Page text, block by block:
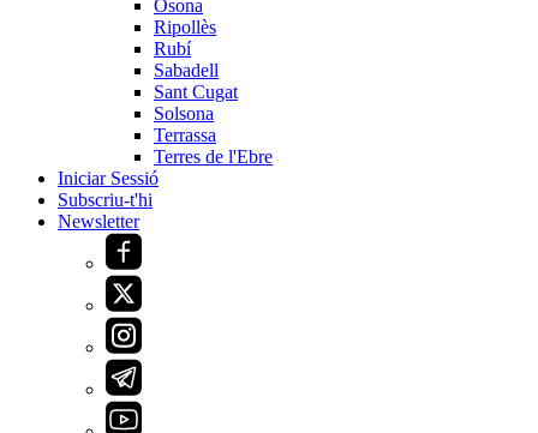
Osona
Ripollès
Rubí
Sabadell
Sant Cugat
Solsona
Terrassa
Terres de l'Ebre
Iniciar Sessió
Subscriu-t'hi
Newsletter